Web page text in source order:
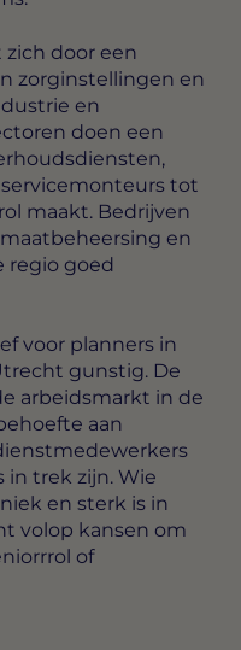
door een
zorginstellingen en
en
doen een
tot
maakt. Bedrijven
en
regio goed
voor planners in
gunstig. De
arbeidsmarkt in de
aan
in trek zijn. Wie
en sterk is in
volop kansen om
of